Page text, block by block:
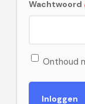
Wachtwoord
Onthoud